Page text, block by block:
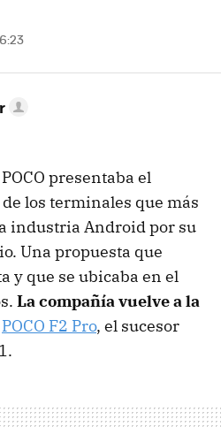
presentaba el
de los terminales que más
industria Android por su
Una propuesta que
y que se ubicaba en el
La compañía vuelve a la
POCO F2 Pro, el sucesor